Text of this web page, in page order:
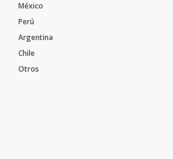
México
Perú
Argentina
Chile
Otros